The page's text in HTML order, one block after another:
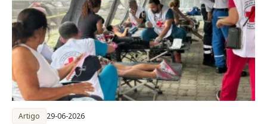
Artigo 29-06-2026